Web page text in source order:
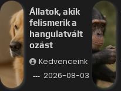
Állatok, akik
felismerik a
hangulatvált
ozást
Kedvenceink
2026-08-03